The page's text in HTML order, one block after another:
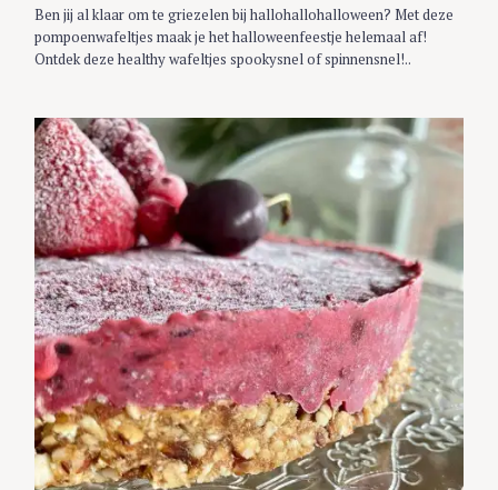
E
S
Ben jij al klaar om te griezelen bij hallohallohalloween? Met deze
pompoenwafeltjes maak je het halloweenfeestje helemaal af!
Ontdek deze healthy wafeltjes spookysnel of spinnensnel!..